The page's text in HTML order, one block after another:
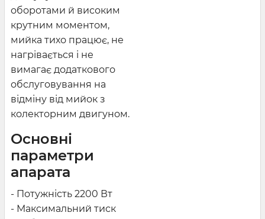
оборотами й високим
крутним моментом,
мийка тихо працює, не
нагрівається і не
вимагає додаткового
обслуговування на
відміну від мийок з
колекторним двигуном.
Основні
параметри
апарата
- Потужність 2200 Вт
- Максимальний тиск